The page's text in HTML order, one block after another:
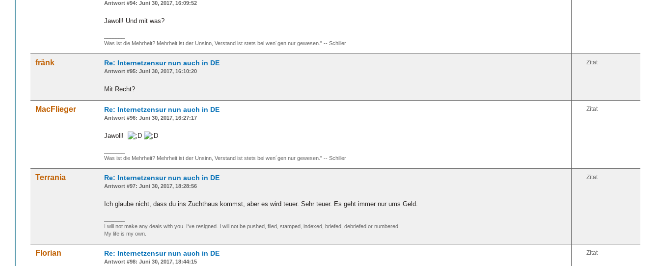
Antwort #94: Juni 30, 2017, 16:09:52
Jawoll! Und mit was?
Was ist die Mehrheit? Mehrheit ist der Unsinn, Verstand ist stets bei wen´gen nur gewesen." -- Schiller
fränk Zitat
Re: Internetzensur nun auch in DE
Antwort #95: Juni 30, 2017, 16:10:20
Mit Recht?
MacFlieger Zitat
Re: Internetzensur nun auch in DE
Antwort #96: Juni 30, 2017, 16:27:17
Jawoll!
Was ist die Mehrheit? Mehrheit ist der Unsinn, Verstand ist stets bei wen´gen nur gewesen." -- Schiller
Terrania Zitat
Re: Internetzensur nun auch in DE
Antwort #97: Juni 30, 2017, 18:28:56
Ich glaube nicht, dass du ins Zuchthaus kommst, aber es wird teuer. Sehr teuer. Es geht immer nur ums Geld.
I will not make any deals with you. I've resigned. I will not be pushed, filed, stamped, indexed, briefed, debriefed or numbered.
My life is my own.
Florian Zitat
Re: Internetzensur nun auch in DE
Antwort #98: Juni 30, 2017, 18:44:15